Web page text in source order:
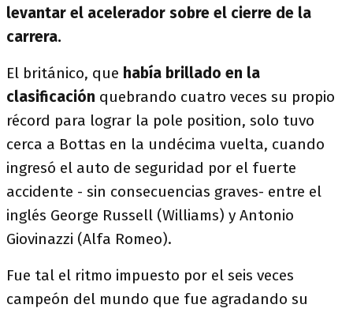
levantar el acelerador sobre el cierre de la
carrera.
El británico, que había brillado en la
clasificación quebrando cuatro veces su propio
récord para lograr la pole position, solo tuvo
cerca a Bottas en la undécima vuelta, cuando
ingresó el auto de seguridad por el fuerte
accidente - sin consecuencias graves- entre el
inglés George Russell (Williams) y Antonio
Giovinazzi (Alfa Romeo).
Fue tal el ritmo impuesto por el seis veces
campeón del mundo que fue agradando su